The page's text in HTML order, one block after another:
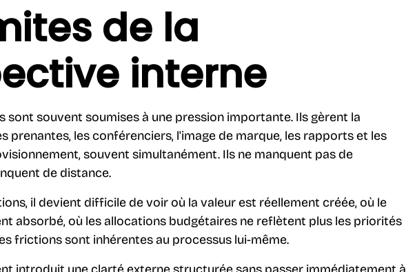
de la
interne
sont souvent soumises à une pression importante. Ils gèrent la
prenantes, les conférenciers, l'image de marque, les rapports et les
souvent simultanément. Ils ne manquent pas de
de distance.
il devient difficile de voir où la valeur est réellement créée, où le
absorbé, où les allocations budgétaires ne reflètent plus les priorités
frictions sont inhérentes au processus lui-même.